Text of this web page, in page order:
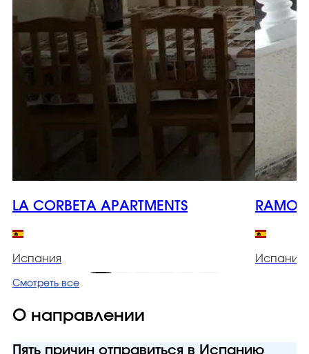
LA CORBETA APARTMENTS
Испания Испания
Смотреть все
О направлении
Пять причин отправиться в Испанию